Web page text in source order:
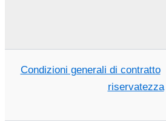
Condizioni generali di contratto
riservatezza